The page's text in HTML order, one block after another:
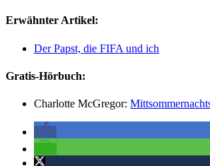
Erwähnter Artikel:
Der Papst, die FIFA und ich
Gratis-Hörbuch:
Charlotte McGregor: